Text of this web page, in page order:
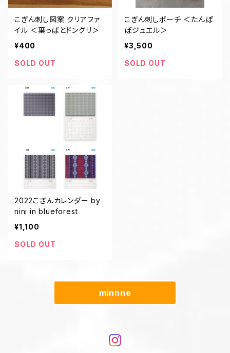
こぎん刺し図案 クリアファ
イル ＜葉っぱとドングリ＞
¥400
SOLD OUT
こぎん刺しポーチ ＜たんぽ
ぽジュエル＞
¥3,500
SOLD OUT
2022こぎんカレンダー by
nini in blueforest
¥1,100
SOLD OUT
minnne